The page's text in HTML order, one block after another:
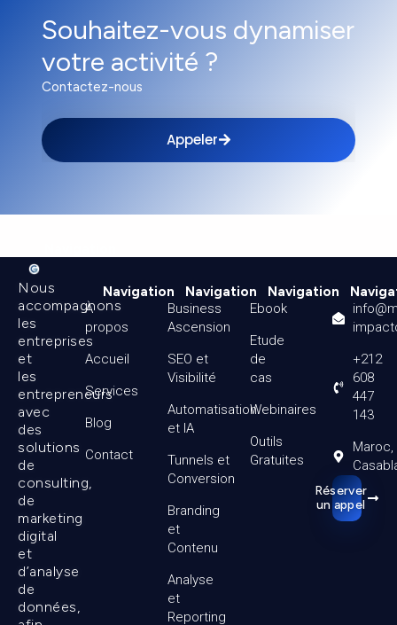
Souhaitez-vous dynamiser
votre activité ?
Contactez-nous
Appeler
Nous
accompagnons
les
entreprises
et
les
entrepreneurs
avec
des
solutions
de
consulting,
de
marketing
digital
et
d’analyse
de
données,
Navigation
À
propos
Accueil
Services
Blog
Contact
Navigation
Business
Ascension
SEO et
Visibilité
Automatisation
et IA
Tunnels et
Conversion
Branding
et
Contenu
Analyse
et
Reporting
Navigation
Ebook
Etude
de
cas
Webinaires
Outils
Gratuites
+212
608
447
143
Maroc,
Réserver
un appel